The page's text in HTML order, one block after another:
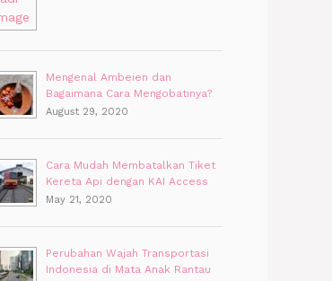
Mengenal Ambeien dan
Bagaimana Cara Mengobatinya?
August 29, 2020
Cara Mudah Membatalkan Tiket
Kereta Api dengan KAI Access
May 21, 2020
Perubahan Wajah Transportasi
Indonesia di Mata Anak Rantau